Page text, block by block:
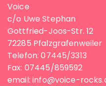
Voice
c/o Uwe Stephan
Gottfried-Joos-Str. 12
72285 Pfalzgrafenweiler
Telefon: 07445/3313
Fax: 07445/859592
email: info@voice-